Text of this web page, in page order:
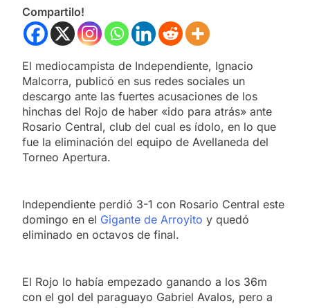
Compartilo!
El mediocampista de Independiente, Ignacio
Malcorra, publicó en sus redes sociales un
descargo ante las fuertes acusaciones de los
hinchas del Rojo de haber «ido para atrás» ante
Rosario Central, club del cual es ídolo, en lo que
fue la eliminación del equipo de Avellaneda del
Torneo Apertura.
Independiente perdió 3-1 con Rosario Central este
domingo en el Gigante de Arroyito y quedó
eliminado en octavos de final.
El Rojo lo había empezado ganando a los 36m
con el gol del paraguayo Gabriel Avalos, pero a